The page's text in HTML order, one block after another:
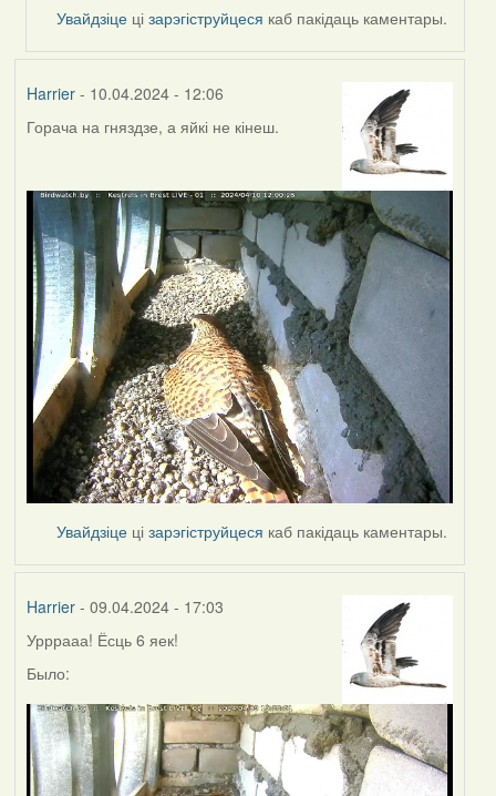
SaMANdaS
Увайдзіце цізарэгіструйцеся каб пакідаць каментары.
Harrier- 10.04.2024 - 12:06
Горача на гняздзе, а яйкі не кінеш.
Увайдзіце цізарэгіструйцеся каб пакідаць каментары.
Harrier- 09.04.2024 - 17:03
Урррааа! Ёсць 6 яек!
Было: